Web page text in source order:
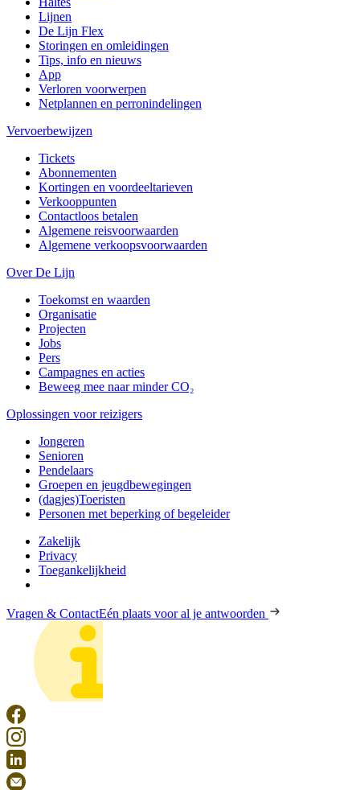
Lijnen
De Lijn Flex
Storingen en omleidingen
Tips, info en nieuws
App
Verloren voorwerpen
Netplannen en perronindelingen
Vervoerbewijzen
Tickets
Abonnementen
Kortingen en voordeeltarieven
Verkooppunten
Contactloos betalen
Algemene reisvoorwaarden
Algemene verkoopsvoorwaarden
Over De Lijn
Toekomst en waarden
Organisatie
Projecten
Jobs
Pers
Campagnes en acties
Beweeg mee naar minder CO₂
Oplossingen voor reizigers
Jongeren
Senioren
Pendelaars
Groepen en jeugdbewegingen
(dagjes)Toeristen
Personen met beperking of begeleider
Zakelijk
Privacy
Toegankelijkheid
Vragen & ContactEén plaats voor al je antwoorden